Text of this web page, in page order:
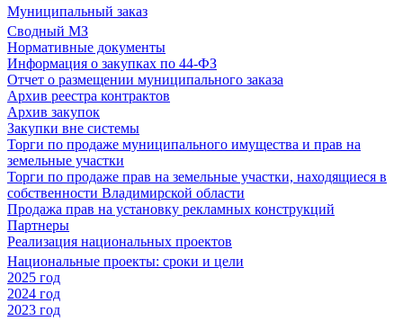
Муниципальный заказ
Сводный МЗ
Нормативные документы
Информация о закупках по 44-ФЗ
Отчет о размещении муниципального заказа
Архив реестра контрактов
Архив закупок
Закупки вне системы
Торги по продаже муниципального имущества и прав на
земельные участки
Торги по продаже прав на земельные участки, находящиеся в
собственности Владимирской области
Продажа прав на установку рекламных конструкций
Партнеры
Реализация национальных проектов
Национальные проекты: сроки и цели
2025 год
2024 год
2023 год